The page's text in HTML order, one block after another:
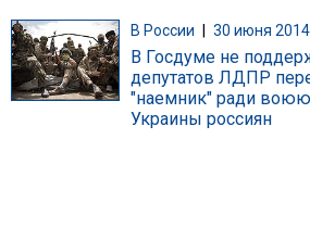
В России 30 июня 2014
В Госдуме не
депутатов ЛДПР
"наемник" ради
Украины россиян